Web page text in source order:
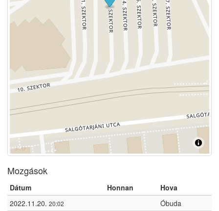
Mozgások
Dátum Honnan
Hova
2022.11.20. 20:02 Óbuda